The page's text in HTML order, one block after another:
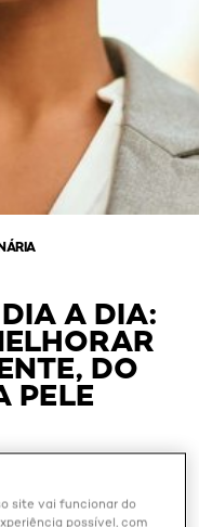
A DIA:
DO
PELE
site vai funcionar do
possível, com